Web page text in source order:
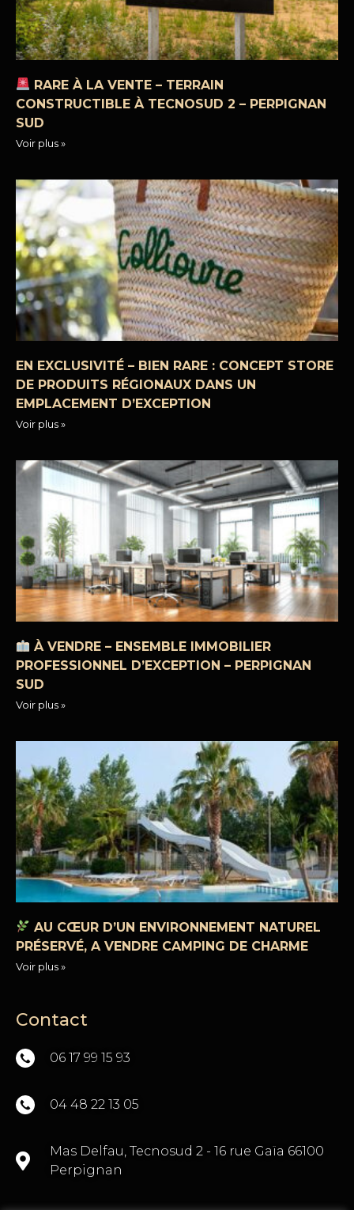
RARE À LA VENTE – TERRAIN
CONSTRUCTIBLE À TECNOSUD 2 – PERPIGNAN
SUD
Voir plus »
EN EXCLUSIVITÉ – BIEN RARE : CONCEPT STORE
DE PRODUITS RÉGIONAUX DANS UN
EMPLACEMENT D’EXCEPTION
Voir plus »
À VENDRE – ENSEMBLE IMMOBILIER
PROFESSIONNEL D’EXCEPTION – PERPIGNAN
SUD
Voir plus »
AU CŒUR D’UN ENVIRONNEMENT NATUREL
PRÉSERVÉ, A VENDRE CAMPING DE CHARME
Voir plus »
Contact
06 17 99 15 93
04 48 22 13 05
Mas Delfau, Tecnosud 2 - 16 rue Gaïa 66100
Perpignan